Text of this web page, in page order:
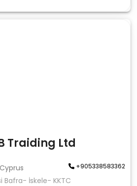
Traiding Ltd
+905338583362
Bafra- İskele- KKTC